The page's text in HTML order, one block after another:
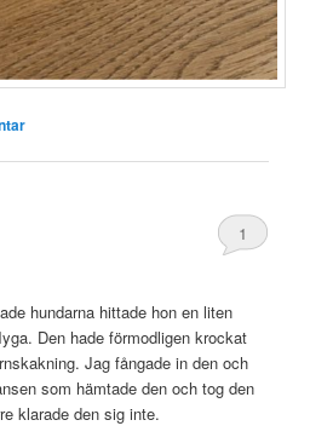
1
hundarna hittade hon en liten
Den hade förmodligen krockat
Jag fångade in den och
som hämtade den och tog den
klarade den sig inte.